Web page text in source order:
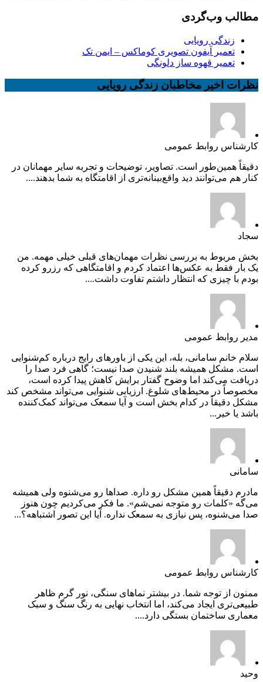
مطالب وب‌گردی
زندگی رویایی
تعمیر آیفون تصویری کوماکس – ایمن تک
تعمیر قهوه ساز دلونگی
نظرات اخیر مخاطبان زندگی رویایی
کارشناس روابط عمومی
دقیقاً همین‌طور است. تصاویر، توضیحات و تجربه سایر مهمانان در
کنار هم می‌توانند دید واقع‌بینانه‌تری از اقامتگاه به شما بدهند....
سجاد
بخش مربوط به بررسی نظرات مهمان‌های قبلی خیلی مهمه. من
یک بار فقط به عکس‌ها اعتماد کردم و اقامتگاهی که رزرو کرده
بودم با چیزی که انتظار داشتم تفاوت داشت....
مدیر روابط عمومی
سلام خانم سامانی، بله، این یکی از باورهای رایج درباره کم‌شنوایی
است. مشکل همیشه بلند شنیدن صدا نیست؛ گاهی فرد صدا را
دریافت می‌کند اما وضوح گفتار برایش کاهش پیدا کرده است،
مخصوصاً در محیط‌های شلوغ. ارزیابی شنوایی می‌تواند مشخص کند
مشکل دقیقاً در کدام بخش است و آیا سمعک می‌تواند کمک‌کننده
باشد یا خیر...
سامانی
مادرم دقیقاً همین مشکل رو داره. صداها رو می‌شنوه ولی همیشه
می‌گه «کلمات رو متوجه نمی‌شم». ما فکر می‌کردیم چون هنوز
صدا می‌شنوه، پس نیازی به سمعک نداره. آیا این تصور اشتباهه؟...
کارشناس روابط عمومی
ممنون از توجه شما. در بیشتر نماهای سنگی، نور گرم ظاهر
طبیعی‌تری ایجاد می‌کند، اما انتخاب نهایی به رنگ سنگ و سبک
معماری ساختمان بستگی دارد....
وحید